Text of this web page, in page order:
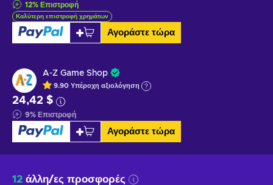
12% Επιστροφή
Καλύτερη επιστροφή χρημάτων
Αγοράστε τώρα
A-Z Game Shop
9.90 Υπέροχη αξιολόγηση
24,42 $
9% Επιστροφή
Αγοράστε τώρα
12 άλλη/ες προσφορές